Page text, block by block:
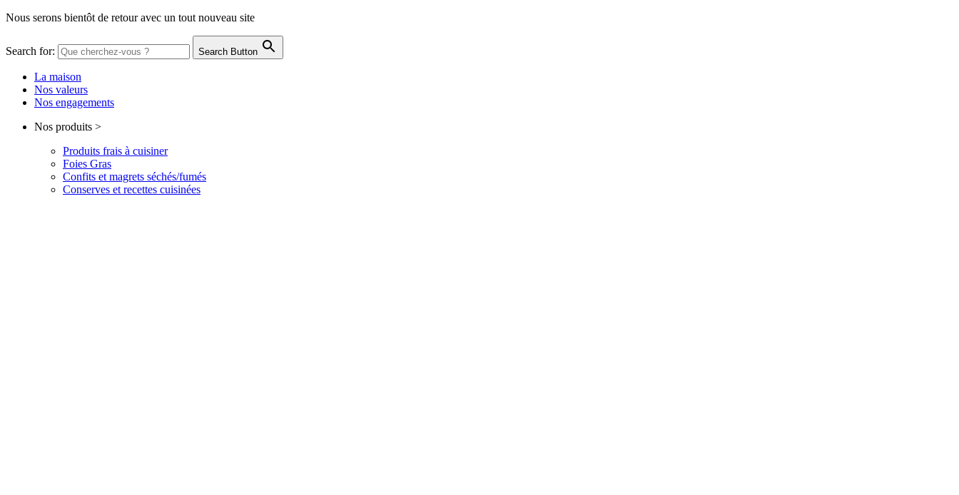
Nous serons bientôt de retour avec un tout nouveau site
Search for: Search Button
La maison
Nos valeurs
Nos engagements
Nos produits >
Produits frais à cuisiner
Foies Gras
Confits et magrets séchés/fumés
Conserves et recettes cuisinées